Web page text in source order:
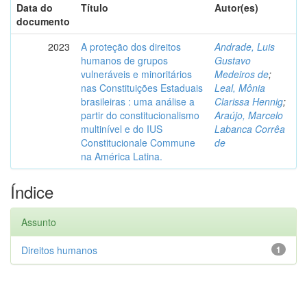
Data do
documento
Título Autor(es)
2023
A proteção dos direitos
humanos de grupos
vulneráveis e minoritários
nas Constituições Estaduais
brasileiras : uma análise a
partir do constitucionalismo
multinível e do IUS
Constitucionale Commune
na América Latina.
Andrade, Luis
Gustavo
Medeiros de;
Leal, Mônia
Clarissa Hennig;
Araújo, Marcelo
Labanca Corrêa
de
Índice
Assunto
1
Direitos humanos